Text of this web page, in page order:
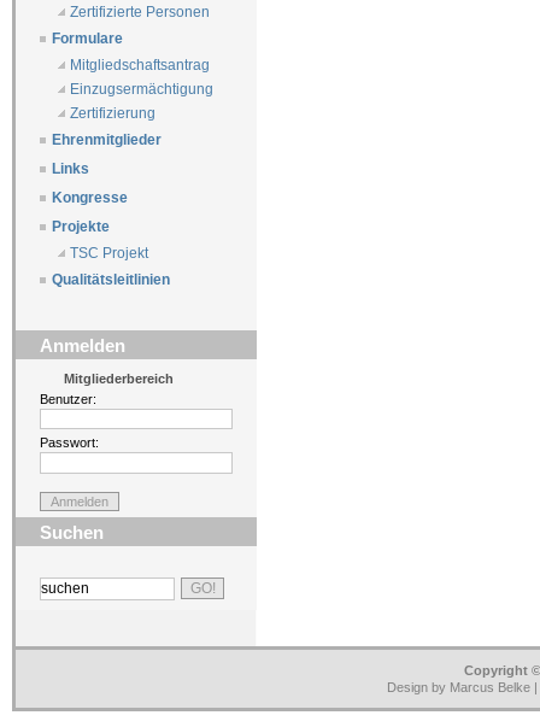
Zertifizierte Personen
Formulare
Mitgliedschaftsantrag
Einzugsermächtigung
Zertifizierung
Ehrenmitglieder
Links
Kongresse
Projekte
TSC Projekt
Qualitätsleitlinien
Anmelden
Mitgliederbereich
Benutzer:
Passwort:
Suchen
Copyright
Design by Marcus Belke